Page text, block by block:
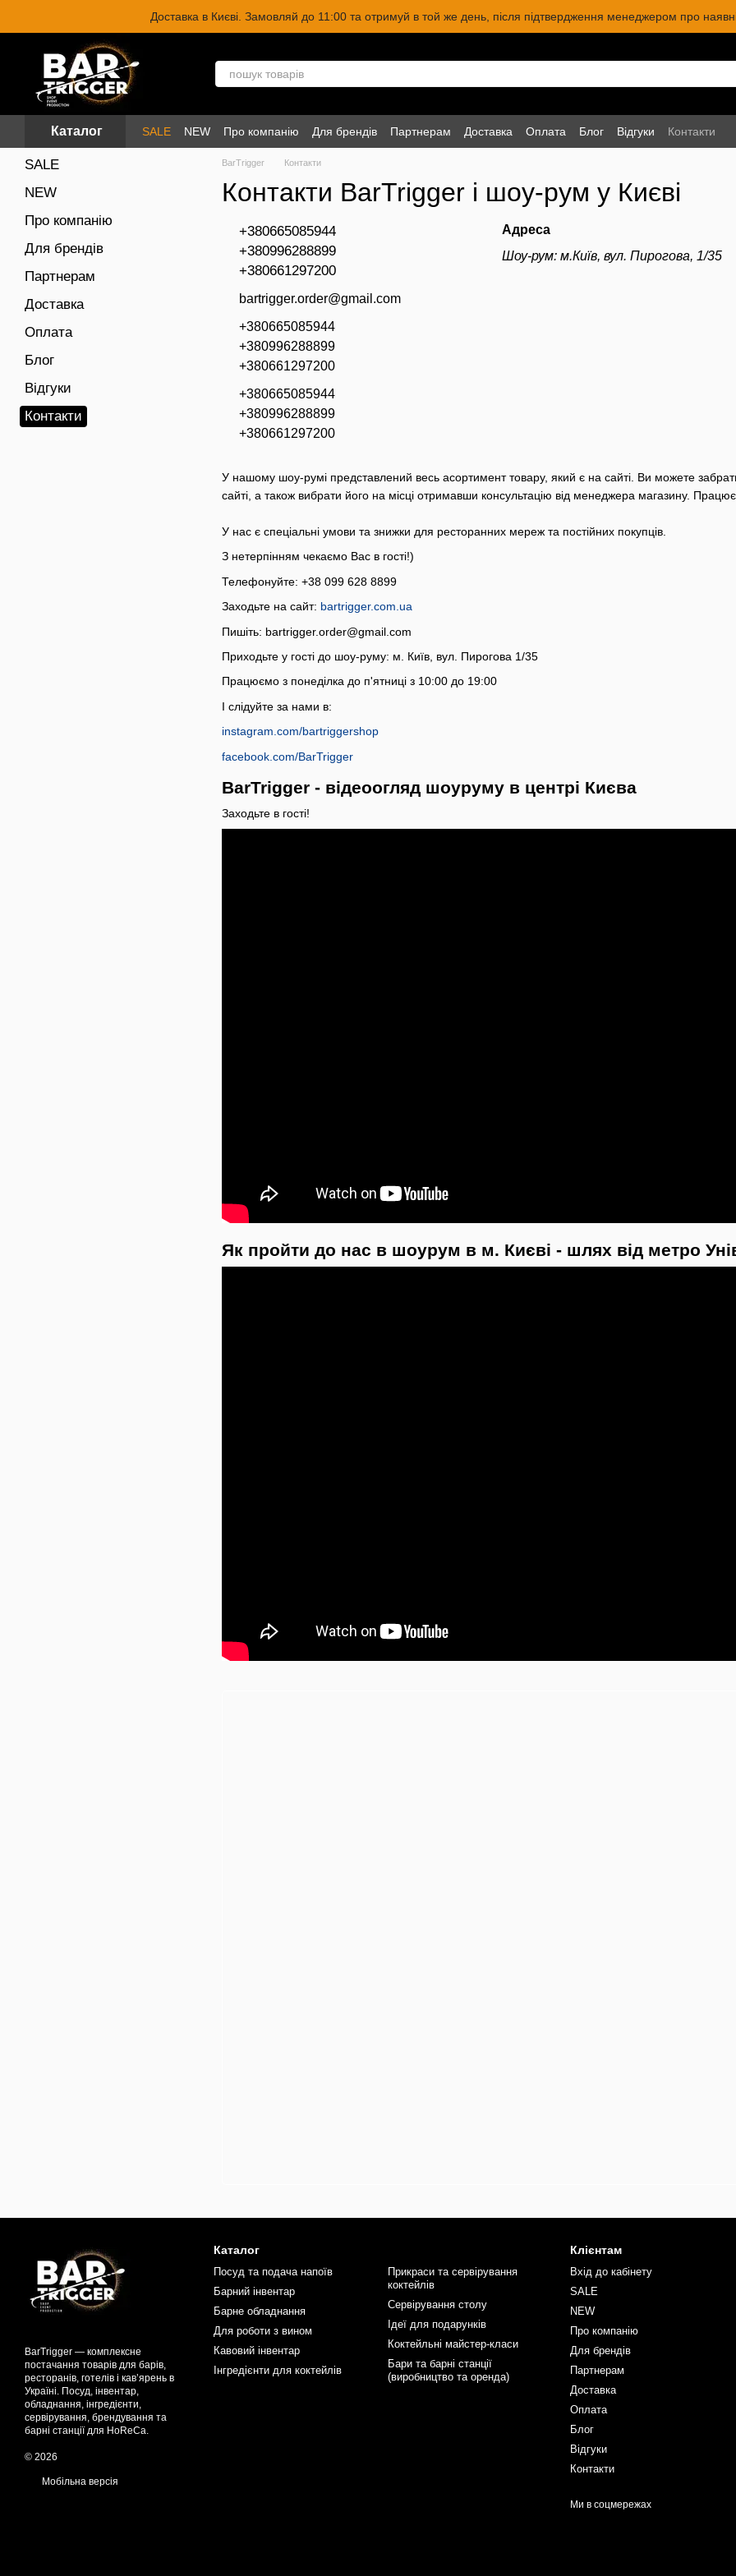
Перейти до основного контентуДоставка в Києві. Замовляй до 11:00 та отримуй в той же день, після підтвердження менеджером про
Каталог SALE NEW Про компанію Для брендів Партнерам Доставка Оплата Блог Відгуки Контакти
BarTrigger Контакти
Контакти BarTrigger і шоу-рум у Києві
+380665085944
+380996288899
+380661297200
bartrigger.order@gmail.com
+380665085944
+380996288899
+380661297200
+380665085944
+380996288899
+380661297200
Адреса
Шоу-рум: м.Київ, вул. Пирогова, 1/35
У нашому шоу-румі представлений весь асортимент товару, який є на сайті. Ви можете
сайті, а також вибрати його на місці отримавши консультацію від менеджера магазину.
У нас є спеціальні умови та знижки для ресторанних мереж та постійних покупців.
З нетерпінням чекаємо Вас в гості!)
Телефонуйте: +38 099 628 8899
Заходьте на сайт: bartrigger.com.ua
Пишіть: bartrigger.order@gmail.com
Приходьте у гості до шоу-руму: м. Київ, вул. Пирогова 1/35
Працюємо з понеділка до п'ятниці з 10:00 до 19:00
І слідуйте за нами в:
instagram.com/bartriggershop
facebook.com/BarTrigger
BarTrigger - відеоогляд шоуруму в центрі Києва
Заходьте в гості!
Як пройти до нас в шоурум в м. Києві - шлях від метро
SALE
NEW
Про компанію
Для брендів
Партнерам
Доставка
Оплата
Блог
Відгуки
Контакти
BarTrigger — комплексне
постачання товарів для барів,
ресторанів, готелів і кав’ярень в
Україні. Посуд, інвентар,
обладнання, інгредієнти,
сервірування, брендування та
барні станції для HoReCa.
© 2026
Мобільна версія
Каталог
Посуд та подача напоїв
Барний інвентар
Барне обладнання
Для роботи з вином
Кавовий інвентар
Інгредієнти для коктейлів
Прикраси та сервірування
коктейлів
Сервірування столу
Ідеї для подарунків
Коктейльні майстер-класи
Бари та барні станції
(виробництво та оренда)
Клієнтам
Вхід до кабінету
SALE
NEW
Про компанію
Для брендів
Партнерам
Доставка
Оплата
Блог
Відгуки
Контакти
Ми в соцмережах